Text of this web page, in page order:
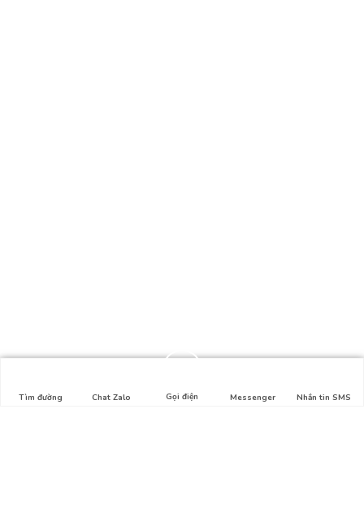
Tìm đường Chat Zalo Gọi điện Messenger Nhắn tin SMS